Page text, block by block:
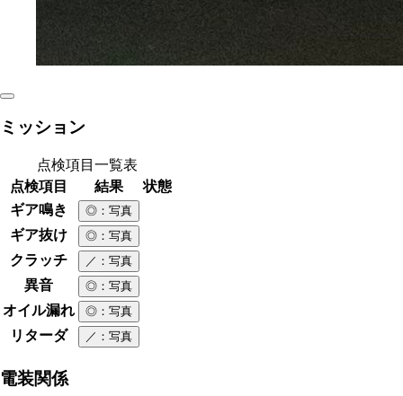
ミッション
点検項目一覧表
点検項目
結果
状態
ギア鳴き
◎ ：写真
ギア抜け ◎ ：写真
クラッチ ／ ：写真
異音 ◎ ：写真
オイル漏れ ◎ ：写真
リターダ ／ ：写真
電装関係